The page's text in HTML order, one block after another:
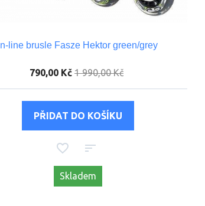
In-line brusle Fasze Hektor green/grey
790,00 Kč 1 990,00 Kč
Skladem